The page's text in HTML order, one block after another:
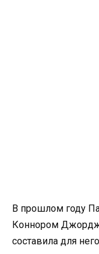
В прошлом году
Коннором
составила для